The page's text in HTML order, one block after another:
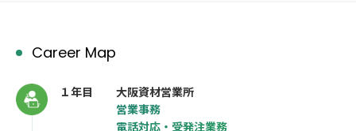
Career Map
１年目
大阪資材営業所
営業事務
電話対応・受発注業務